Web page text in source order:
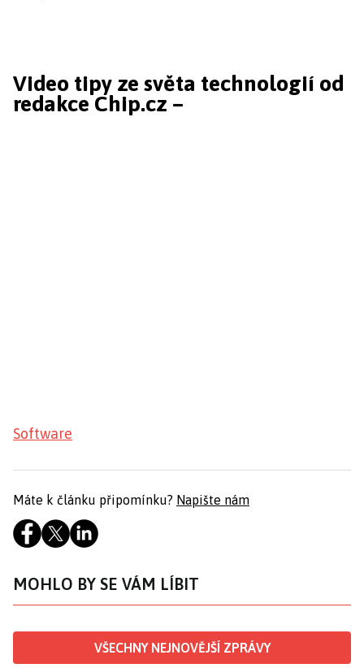
Video tipy ze světa technologií od
redakce Chip.cz –
Software
Máte k článku připomínku? Napište nám
MOHLO BY SE VÁM LÍBIT
VŠECHNY NEJNOVĚJŠÍ ZPRÁVY